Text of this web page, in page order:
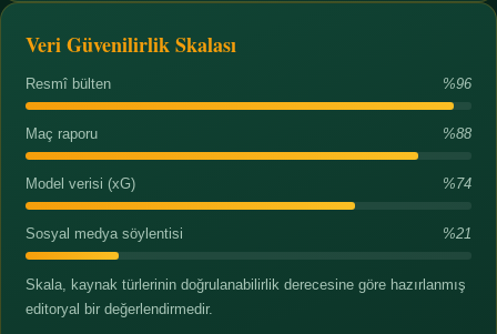
Veri Güvenilirlik Skalası
Resmî bülten %96
Maç raporu %88
Model verisi (xG) %74
Sosyal medya söylentisi %21
Skala, kaynak türlerinin doğrulanabilirlik derecesine göre hazırlanmış
editoryal bir değerlendirmedir.